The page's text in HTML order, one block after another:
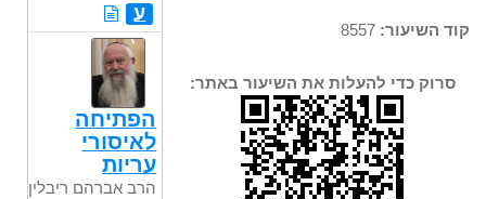
קוד השיעור:
סרוק כדי להעלות את השיעור באתר:
ע
הפתיחה
לאיסורי
עריות
הרב אברהם ריבלין,